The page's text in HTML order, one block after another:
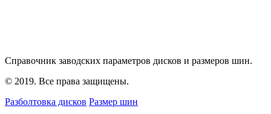
Справочник заводских параметров дисков и размеров шин.
© 2019. Все права защищены.
Разболтовка дисков Размер шин